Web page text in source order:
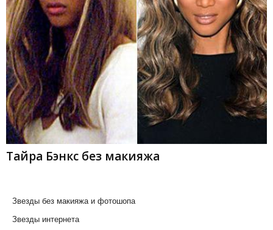
Тайра Бэнкс без макияжа
Звезды без макияжа и фотошопа
Звезды интернета